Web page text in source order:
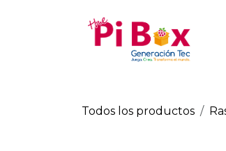
Todos los productos